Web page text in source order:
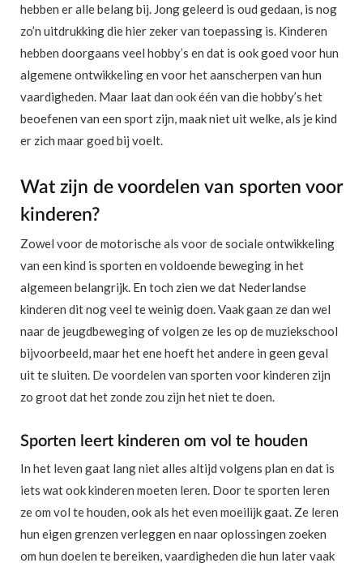
hebben er alle belang bij. Jong geleerd is oud gedaan, is nog
zo’n uitdrukking die hier zeker van toepassing is. Kinderen
hebben doorgaans veel hobby’s en dat is ook goed voor hun
algemene ontwikkeling en voor het aanscherpen van hun
vaardigheden. Maar laat dan ook één van die hobby’s het
beoefenen van een sport zijn, maak niet uit welke, als je kind
er zich maar goed bij voelt.
Wat zijn de voordelen van sporten voor
kinderen?
Zowel voor de motorische als voor de sociale ontwikkeling
van een kind is sporten en voldoende beweging in het
algemeen belangrijk. En toch zien we dat Nederlandse
kinderen dit nog veel te weinig doen. Vaak gaan ze dan wel
naar de jeugdbeweging of volgen ze les op de muziekschool
bijvoorbeeld, maar het ene hoeft het andere in geen geval
uit te sluiten. De voordelen van sporten voor kinderen zijn
zo groot dat het zonde zou zijn het niet te doen.
Sporten leert kinderen om vol te houden
In het leven gaat lang niet alles altijd volgens plan en dat is
iets wat ook kinderen moeten leren. Door te sporten leren
ze om vol te houden, ook als het even moeilijk gaat. Ze leren
hun eigen grenzen verleggen en naar oplossingen zoeken
om hun doelen te bereiken, vaardigheden die hun later vaak